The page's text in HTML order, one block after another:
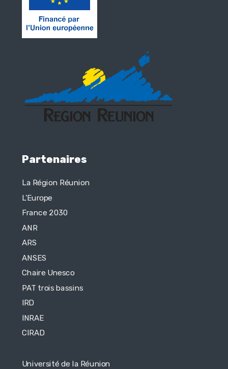
Partenaires
La Région Réunion
L’Europe
France 2030
ANR
ARS
ANSES
Chaire Unesco
PAT trois bassins
IRD
INRAE
CIRAD
Université de la Réunion